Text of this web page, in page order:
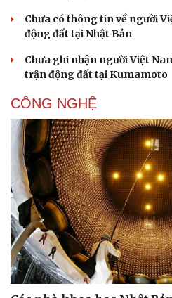
Chưa có thông tin về người
động đất tại Nhật Bản
Chưa ghi nhận người Việt
trận động đất tại Kumamoto
CÔNG NGHỆ